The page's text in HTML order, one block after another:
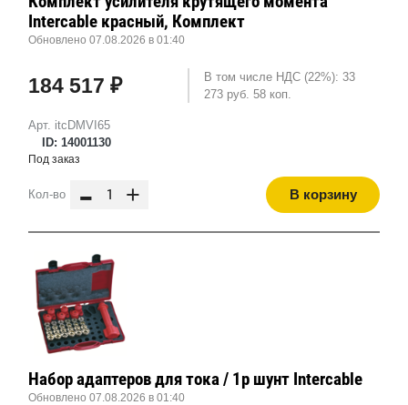
Арт. itcDMVI65
ID: 14001130
Intercable красный, Комплект
Обновлено 07.08.2026 в 01:40
184 517 ₽
В том числе НДС (22%): 33
273 руб. 58 коп.
Под заказ
Кол-во - + В корзину
Набор адаптеров для тока / 1p шунт Intercable
Обновлено 07.08.2026 в 01:40